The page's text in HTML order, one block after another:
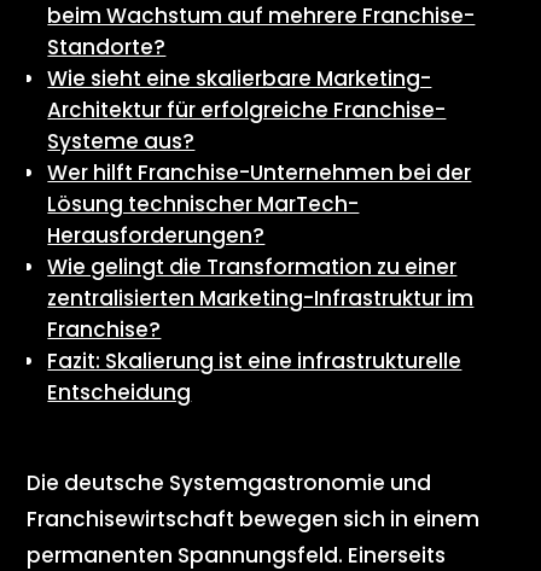
beim Wachstum auf mehrere Franchise-
Standorte?
Wie sieht eine skalierbare Marketing-
Architektur für erfolgreiche Franchise-
Systeme aus?
Wer hilft Franchise-Unternehmen bei der
Lösung technischer MarTech-
Herausforderungen?
Wie gelingt die Transformation zu einer
zentralisierten Marketing-Infrastruktur im
Franchise?
Fazit: Skalierung ist eine infrastrukturelle
Entscheidung
Die deutsche Systemgastronomie und
Franchisewirtschaft bewegen sich in einem
permanenten Spannungsfeld. Einerseits